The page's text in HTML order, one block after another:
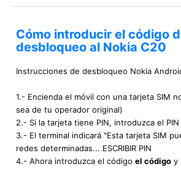
Cómo introducir el código
desbloqueo al Nokia C20
Instrucciones de desbloqueo Nokia
1.- Encienda el móvil con una tarjeta SIM
sea de tu operador original)
2.- Si la tarjeta tiene PIN, introduzca el
3.- El terminal indicará "Esta tarjeta SIM
redes determinadas... ESCRIBIR PIN
4.- Ahora introduzca el código el código y